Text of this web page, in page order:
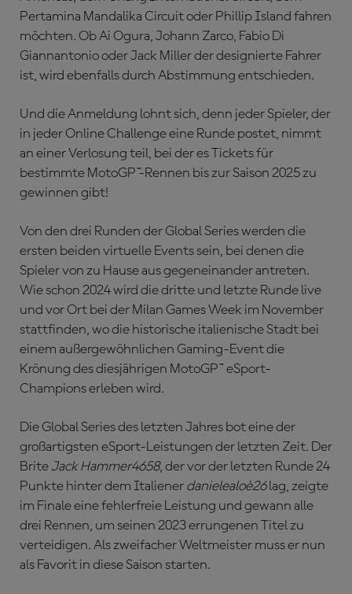
Pertamina Mandalika Circuit oder Phillip Island fahren
möchten. Ob Ai Ogura, Johann Zarco, Fabio Di
Giannantonio oder Jack Miller der designierte Fahrer
ist, wird ebenfalls durch Abstimmung entschieden.
Und die Anmeldung lohnt sich, denn jeder Spieler, der
in jeder Online Challenge eine Runde postet, nimmt
an einer Verlosung teil, bei der es Tickets für
bestimmte MotoGP™-Rennen bis zur Saison 2025 zu
gewinnen gibt!
Von den drei Runden der Global Series werden die
ersten beiden virtuelle Events sein, bei denen die
Spieler von zu Hause aus gegeneinander antreten.
Wie schon 2024 wird die dritte und letzte Runde live
und vor Ort bei der Milan Games Week im November
stattfinden, wo die historische italienische Stadt bei
einem außergewöhnlichen Gaming-Event die
Krönung des diesjährigen MotoGP™ eSport-
Champions erleben wird.
Die Global Series des letzten Jahres bot eine der
großartigsten eSport-Leistungen der letzten Zeit. Der
Brite Jack Hammer4658, der vor der letzten Runde 24
Punkte hinter dem Italiener danielealoè26lag, zeigte
im Finale eine fehlerfreie Leistung und gewann alle
drei Rennen, um seinen 2023 errungenen Titel zu
verteidigen. Als zweifacher Weltmeister muss er nun
als Favorit in diese Saison starten.